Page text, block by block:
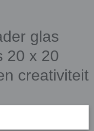
glas
20 x 20
creativiteit
(goldlink) is